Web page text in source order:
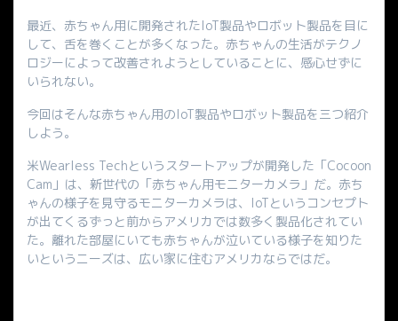
最近、赤ちゃん用に開発されたIoT製品やロボット製品を目に
して、舌を巻くことが多くなった。赤ちゃんの生活がテクノ
ロジーによって改善されようとしていることに、感心せずに
いられない。
今回はそんな赤ちゃん用のIoT製品やロボット製品を三つ紹介
しよう。
米Wearless Techというスタートアップが開発した「Cocoon
Cam」は、新世代の「赤ちゃん用モニターカメラ」だ。赤ち
ゃんの様子を見守るモニターカメラは、IoTというコンセプト
が出てくるずっと前からアメリカでは数多く製品化されてい
た。離れた部屋にいても赤ちゃんが泣いている様子を知りた
いというニーズは、広い家に住むアメリカならではだ。